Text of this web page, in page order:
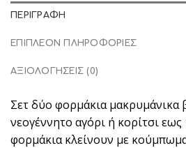
ΠΕΡΙΓΡΑΦΉ
ΕΠΙΠΛΈΟΝ ΠΛΗΡΟΦΟΡΊΕΣ
ΑΞΙΟΛΟΓΉΣΕΙΣ (0)
Σετ δύο φορμάκια μακρυμάνικα
νεογέννητο αγόρι ή κορίτσι
φορμάκια κλείνουν με